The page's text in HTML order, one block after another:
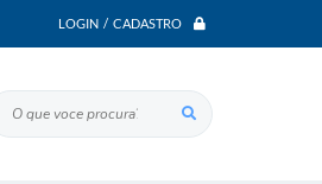
LOGIN / CADASTRO